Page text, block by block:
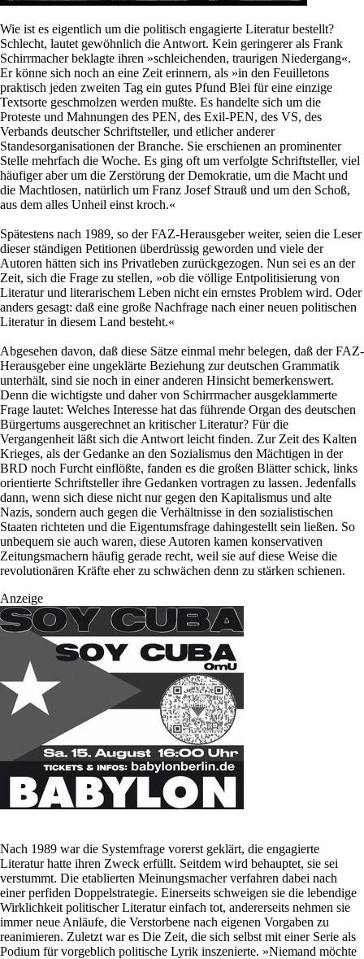
Wie ist es eigentlich um die politisch engagierte Literatur bestellt?
Schlecht, lautet gewöhnlich die Antwort. Kein geringerer als Frank
Schirrmacher beklagte ihren »schleichenden, traurigen Niedergang«.
Er könne sich noch an eine Zeit erinnern, als »in den Feuilletons
praktisch jeden zweiten Tag ein gutes Pfund Blei für eine einzige
Textsorte geschmolzen werden mußte. Es handelte sich um die
Proteste und Mahnungen des PEN, des Exil-PEN, des VS, des
Verbands deutscher Schriftsteller, und etlicher anderer
Standesorganisationen der Branche. Sie erschienen an prominenter
Stelle mehrfach die Woche. Es ging oft um verfolgte Schriftsteller, viel
häufiger aber um die Zerstörung der Demokratie, um die Macht und
die Machtlosen, natürlich um Franz Josef Strauß und um den Schoß,
aus dem alles Unheil einst kroch.«
Spätestens nach 1989, so der FAZ-Herausgeber weiter, seien die Leser
dieser ständigen Petitionen überdrüssig geworden und viele der
Autoren hätten sich ins Privatleben zurückgezogen. Nun sei es an der
Zeit, sich die Frage zu stellen, »ob die völlige Entpolitisierung von
Literatur und literarischem Leben nicht ein ernstes Problem wird. Oder
anders gesagt: daß eine große Nachfrage nach einer neuen politischen
Literatur in diesem Land besteht.«
Abgesehen davon, daß diese Sätze einmal mehr belegen, daß der FAZ-
Herausgeber eine ungeklärte Beziehung zur deutschen Grammatik
unterhält, sind sie noch in einer anderen Hinsicht bemerkenswert.
Denn die wichtigste und daher von Schirrmacher ausgeklammerte
Frage lautet: Welches Interesse hat das führende Organ des deutschen
Bürgertums ausgerechnet an kritischer Literatur? Für die
Vergangenheit läßt sich die Antwort leicht finden. Zur Zeit des Kalten
Krieges, als der Gedanke an den Sozia­lismus den Mächtigen in der
BRD noch Furcht einflößte, fanden es die großen Blätter schick, links
orientierte Schriftsteller ihre Gedanken vortragen zu lassen. Jedenfalls
dann, wenn sich diese nicht nur gegen den Kapitalismus und alte
Nazis, sondern auch gegen die Verhältnisse in den sozialistischen
Staaten richteten und die Eigentumsfrage dahingestellt sein ließen. So
unbequem sie auch waren, diese Autoren kamen konservativen
Zeitungsmachern häufig gerade recht, weil sie auf diese Weise die
revolutionären Kräfte eher zu schwächen denn zu stärken schienen.
Anzeige
Nach 1989 war die Systemfrage vorerst geklärt, die engagierte
Literatur hatte ihren Zweck erfüllt. Seitdem wird behauptet, sie sei
verstummt. Die etablierten Meinungsmacher verfahren dabei nach
einer perfiden Doppelstrategie. Einerseits schweigen sie die lebendige
Wirklichkeit politischer Literatur einfach tot, andererseits nehmen sie
immer neue Anläufe, die Verstorbene nach eigenen Vorgaben zu
reanimieren. Zuletzt war es Die Zeit, die sich selbst mit einer Serie als
Podium für vorgeblich politische Lyrik inszenierte. »Niemand möchte